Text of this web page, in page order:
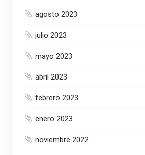
agosto 2023
julio 2023
mayo 2023
abril 2023
febrero 2023
enero 2023
noviembre 2022